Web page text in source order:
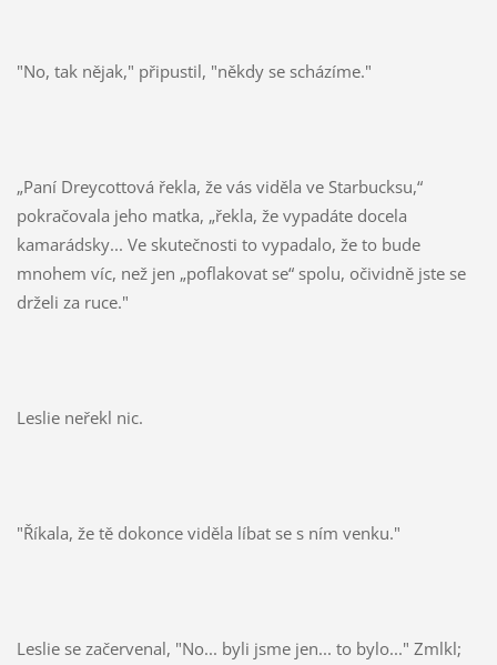
"No, tak nějak," připustil, "někdy se scházíme."
„Paní Dreycottová řekla, že vás viděla ve Starbucksu,“
pokračovala jeho matka, „řekla, že vypadáte docela
kamarádsky... Ve skutečnosti to vypadalo, že to bude
mnohem víc, než jen „poflakovat se“ spolu, očividně jste se
drželi za ruce."
Leslie neřekl nic.
"Říkala, že tě dokonce viděla líbat se s ním venku."
Leslie se začervenal, "No... byli jsme jen... to bylo..." Zmlkl;